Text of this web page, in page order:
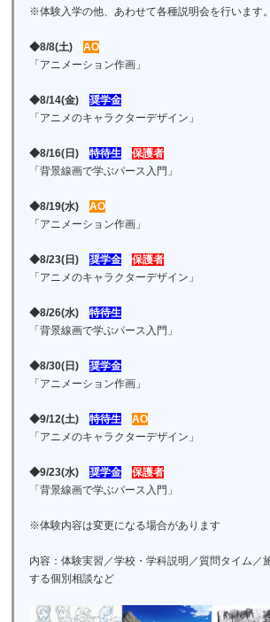
※体験入学の他、あわせて各種説明会を行います。
◆8/8(土)AO
「アニメーション作画」
◆8/14(金)奨学金
「アニメのキャラクターデザイン」
◆8/16(日)特待生
保護者
「背景線画で学ぶパース入門」
◆8/19(水)AO
「アニメーション作画」
◆8/23(日)奨学金
保護者
「アニメのキャラクターデザイン」
◆8/26(水)特待生
「背景線画で学ぶパース入門」
◆8/30(日)奨学金
「アニメーション作画」
◆9/12(土)特待生
AO
「アニメのキャラクターデザイン」
◆9/23(水)奨学金
保護者
「背景線画で学ぶパース入門」
※体験内容は変更になる場合があります
内容：体験実習／学校・学科説明／質問タイム／
する個別相談など